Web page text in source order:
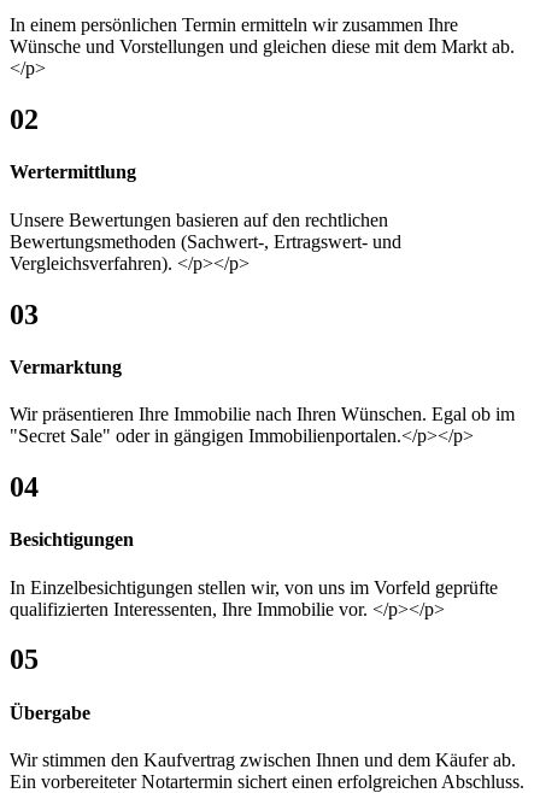
In einem persönlichen Termin ermitteln wir zusammen Ihre
Wünsche und Vorstellungen und gleichen diese mit dem Markt ab.
</p>
02
Wertermittlung
Unsere Bewertungen basieren auf den rechtlichen
Bewertungsmethoden (Sachwert-, Ertragswert- und
Vergleichsverfahren). </p></p>
03
Vermarktung
Wir präsentieren Ihre Immobilie nach Ihren Wünschen. Egal ob im
"Secret Sale" oder in gängigen Immobilienportalen.</p></p>
04
Besichtigungen
In Einzelbesichtigungen stellen wir, von uns im Vorfeld geprüfte
qualifizierten Interessenten, Ihre Immobilie vor. </p></p>
05
Übergabe
Wir stimmen den Kaufvertrag zwischen Ihnen und dem Käufer ab.
Ein vorbereiteter Notartermin sichert einen erfolgreichen Abschluss.